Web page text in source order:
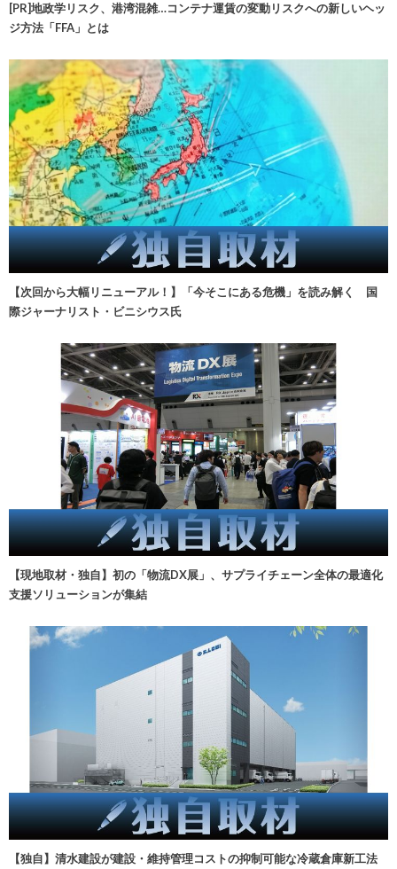
[PR]地政学リスク、港湾混雑…コンテナ運賃の変動リスクへの新しいヘッ
ジ方法「FFA」とは
【次回から大幅リニューアル！】「今そこにある危機」を読み解く 国
際ジャーナリスト・ビニシウス氏
【現地取材・独自】初の「物流DX展」、サプライチェーン全体の最適化
支援ソリューションが集結
【独自】清水建設が建設・維持管理コストの抑制可能な冷蔵倉庫新工法